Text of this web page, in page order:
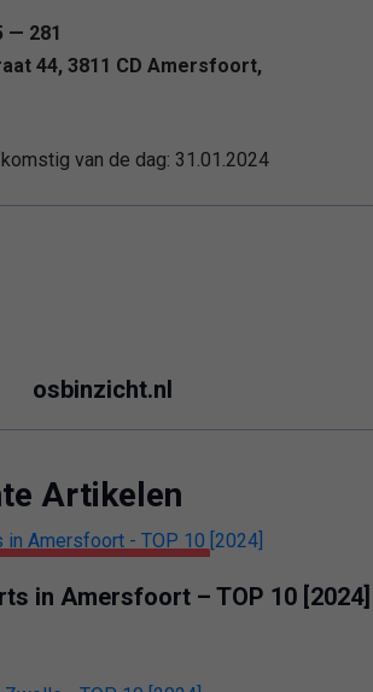
— 281
44, 3811 CD Amersfoort,
van de dag: 31.01.2024
osbinzicht.nl
Artikelen
in Amersfoort – TOP 10 [2024]